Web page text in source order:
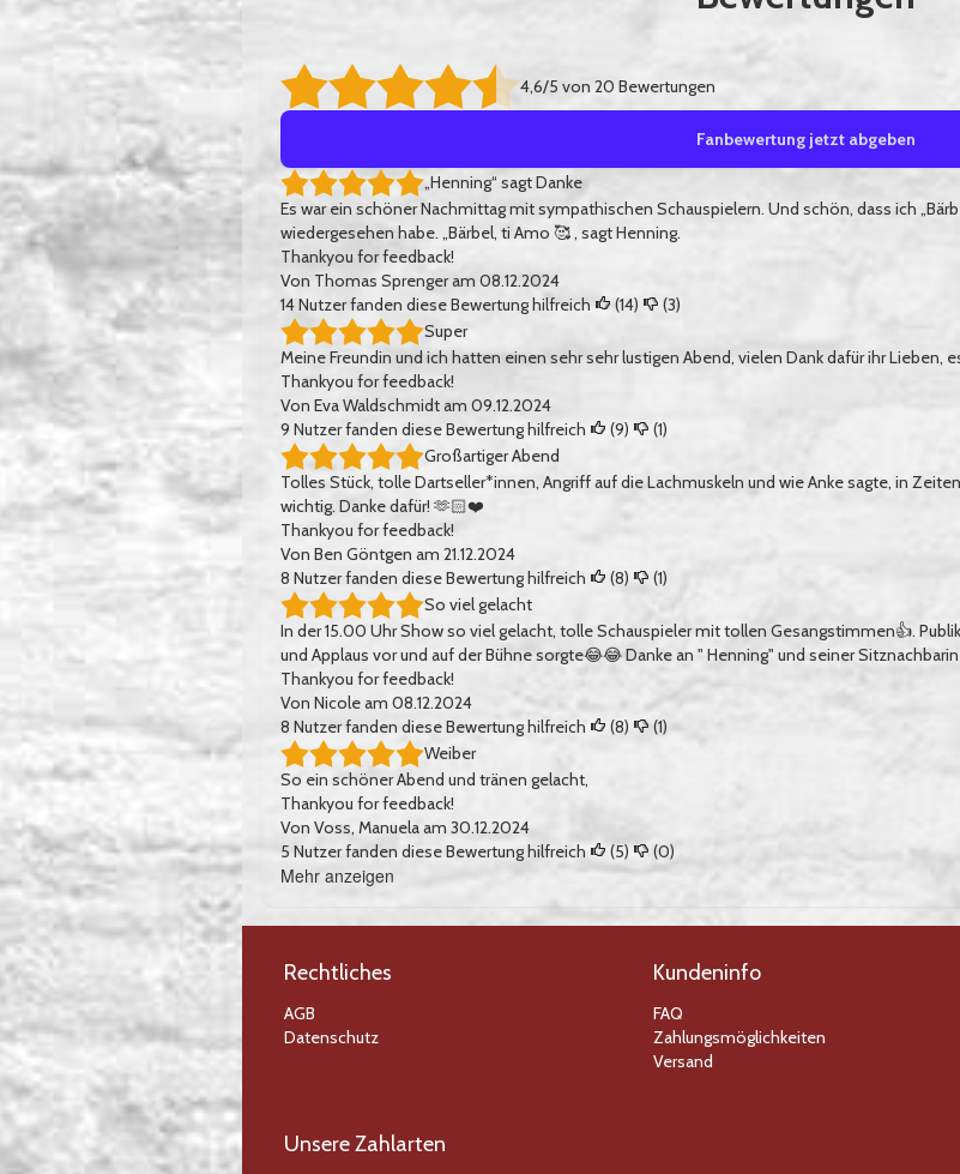
4,6/5 von 20 Bewertungen
Fanbewertung jetzt abgeben
„Henning“ sagt Danke
Es war ein schöner Nachmittag mit sympathischen Schauspielern. Und schön, dass ich
wiedergesehen habe. „Bärbel, ti Amo 🥰 , sagt Henning.
Thankyou for feedback!
Von Thomas Sprengeram 08.12.2024
14Nutzer fanden diese Bewertung hilfreich (14) (3)
Super
Meine Freundin und ich hatten einen sehr sehr lustigen Abend, vielen Dank dafür ihr Lieben,
Thankyou for feedback!
Von Eva Waldschmidtam 09.12.2024
9 Nutzer fanden diese Bewertung hilfreich (9) (1)
Großartiger Abend
Tolles Stück, tolle Dartseller*innen, Angriff auf die Lachmuskeln und wie Anke sagte, in
wichtig. Danke dafür! 🫶🏻❤️
Thankyou for feedback!
Von Ben Göntgen am 21.12.2024
8 Nutzer fanden diese Bewertung hilfreich (8) (1)
So viel gelacht
In der 15.00 Uhr Show so viel gelacht, tolle Schauspieler mit tollen Gesangstimmen👍.
und Applaus vor und auf der Bühne sorgte😂😂 Danke an " Henning" und seiner
Thankyou for feedback!
Von Nicoleam 08.12.2024
8 Nutzer fanden diese Bewertung hilfreich (8) (1)
Weiber
So ein schöner Abend und tränen gelacht,
Thankyou for feedback!
Von Voss, Manuelaam 30.12.2024
5 Nutzer fanden diese Bewertung hilfreich (5) (0)
Mehr anzeigen
Rechtliches
AGB
Datenschutz
Kundeninfo
FAQ
Zahlungsmöglichkeiten
Versand
Unsere Zahlarten